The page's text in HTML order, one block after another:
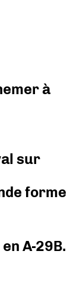
à
sur
forme
A-29B.